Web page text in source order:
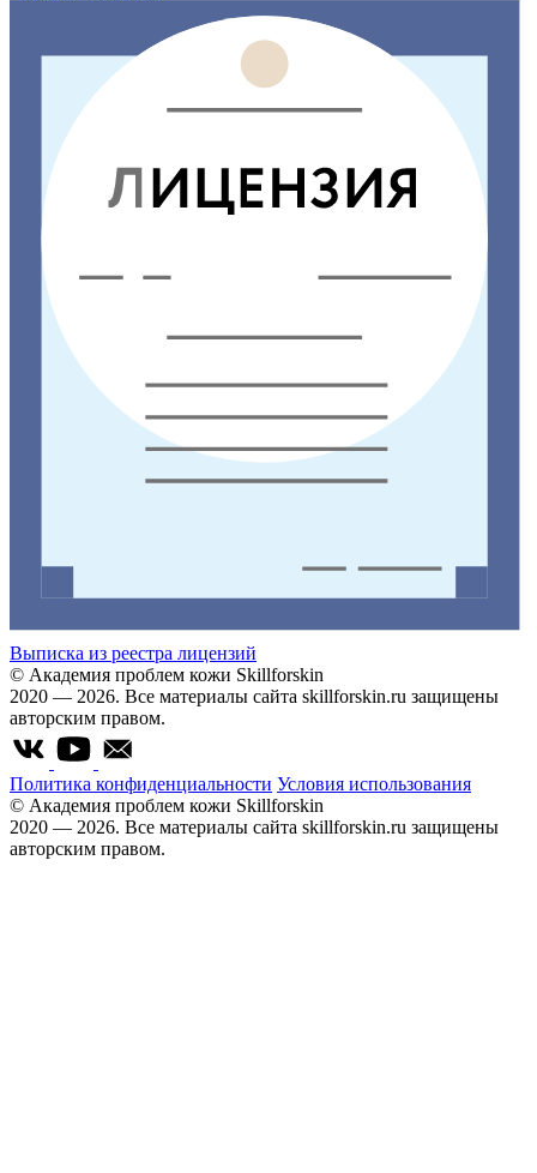
Выписка из реестра лицензий
© Академия проблем кожи Skillforskin
2020 — 2026. Все материалы сайта skillforskin.ru защищены
авторским правом.
Политика конфиденциальности Условия использования
© Академия проблем кожи Skillforskin
2020 — 2026. Все материалы сайта skillforskin.ru защищены
авторским правом.